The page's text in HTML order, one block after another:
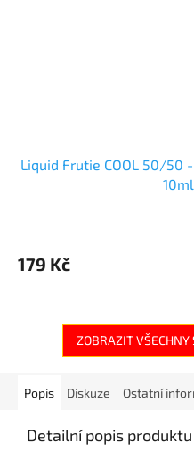
Liquid Frutie COOL 50/50
179 Kč
ZOBRAZIT VŠECHNY
Popis Diskuze Ostatní
Detailní popis produktu